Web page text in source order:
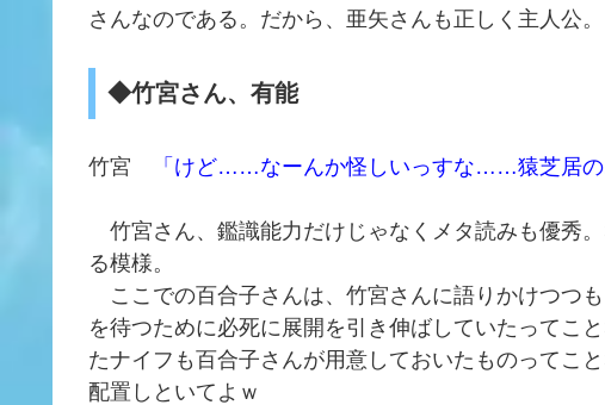
さんなのである。だから、亜矢さんも正しく主人公。
◆竹宮さん、有能
竹宮 「けど……なーんか怪しいっすな……猿芝居
竹宮さん、鑑識能力だけじゃなくメタ読みも優秀
る模様。
ここでの百合子さんは、竹宮さんに語りかけつつ
を待つために必死に展開を引き伸ばしていたってこ
たナイフも百合子さんが用意しておいたものってこ
配置しといてよｗ